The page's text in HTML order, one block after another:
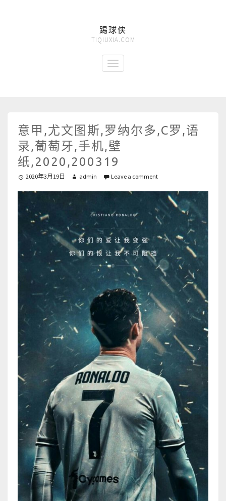
踢球侠
TIQIUXIA.COM
意甲,尤文图斯,罗纳尔多,C罗,语
录,葡萄牙,手机,壁
纸,2020,200319
2020年3月19日 admin Leave a comment